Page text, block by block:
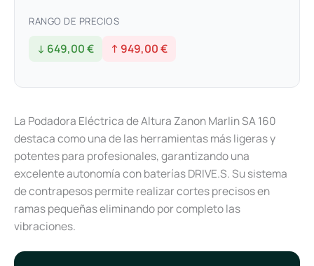
RANGO DE PRECIOS
↓ 649,00 € ↑ 949,00 €
La Podadora Eléctrica de Altura Zanon Marlin SA 160
destaca como una de las herramientas más ligeras y
potentes para profesionales, garantizando una
excelente autonomía con baterías DRIVE.S. Su sistema
de contrapesos permite realizar cortes precisos en
ramas pequeñas eliminando por completo las
vibraciones.